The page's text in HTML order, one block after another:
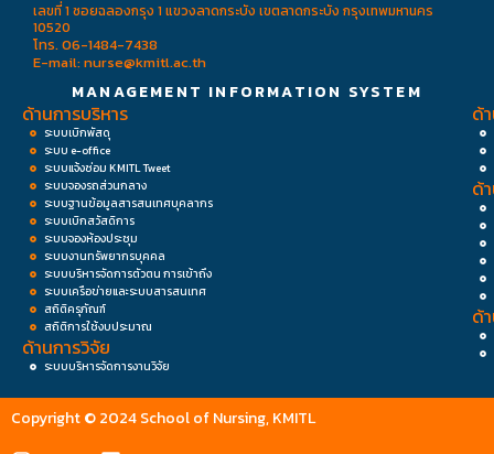
เลขที่ 1 ซอยฉลองกรุง 1 แขวงลาดกระบัง เขตลาดกระบัง กรุงเทพมหานคร
10520
โทร. 06-1484-7438
E-mail: nurse@kmitl.ac.th
MANAGEMENT INFORMATION SYSTEM
ด้านการบริหาร
ระบบเบิกพัสดุ
ระบบ e-office
ระบบแจ้งซ่อม KMITL Tweet
ระบบจองรถส่วนกลาง
ระบบฐานข้อมูลสารสนเทศบุคลากร
ระบบเบิกสวัสดิการ
ระบบจองห้องประชุม
ระบบงานทรัพยากรบุคคล
ระบบบริหารจัดการตัวตน การเข้าถึง
ระบบเครือข่ายและระบบสารสนเทศ
สถิติครุภัณฑ์
สถิติการใช้งบประมาณ
ด้านการวิจัย
ระบบบริหารจัดการงานวิจัย
ด้
ด้
ด้
Copyright © 2024 School of Nursing, KMITL